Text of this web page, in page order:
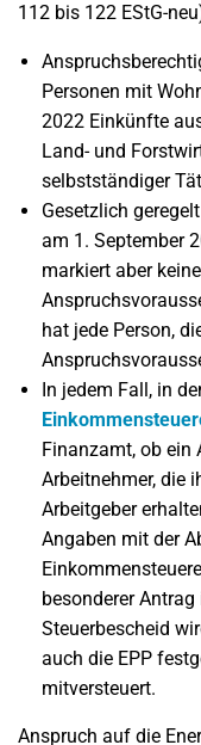
112 bis 122 EStG-
Personen mit
2022 Einkünfte
Land- und
selbstständiger
Gesetzlich
am 1. September
markiert aber
hat jede Person,
In jedem Fall, in
Finanzamt, ob ein
Arbeitnehmer, die
Arbeitgeber
Angaben mit der
besonderer
Steuerbescheid
auch die EPP
mitversteuert.
Anspruch auf die